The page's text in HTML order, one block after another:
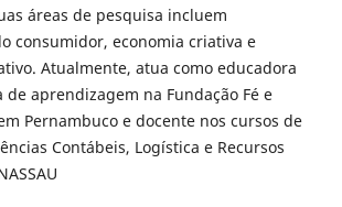
áreas de pesquisa incluem
consumidor, economia criativa e
Atualmente, atua como educadora
aprendizagem na Fundação Fé e
Pernambuco e docente nos cursos de
Contábeis, Logística e Recursos